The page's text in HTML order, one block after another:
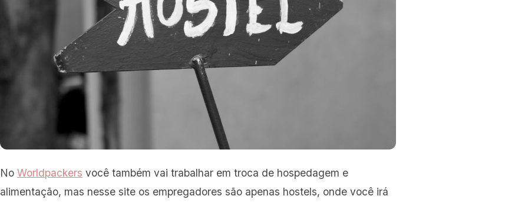
No Worldpackers você também vai trabalhar em troca de hospedagem e
alimentação, mas nesse site os empregadores são apenas hostels, onde você irá